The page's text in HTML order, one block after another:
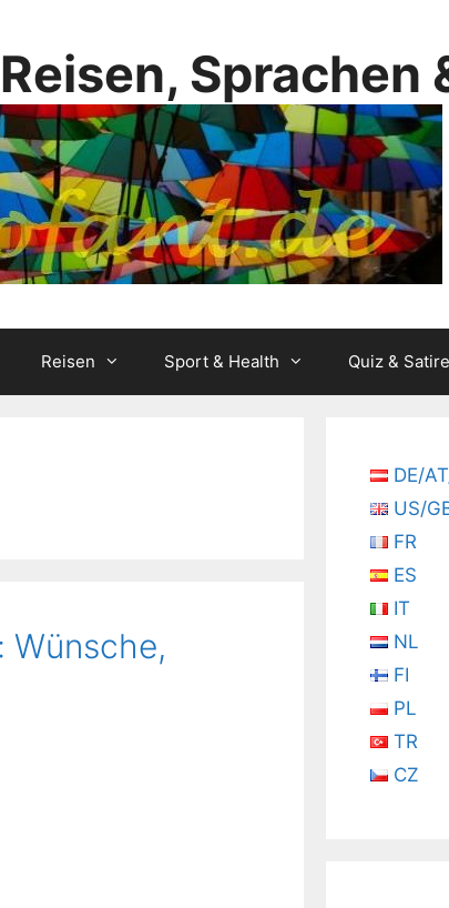
Sprachen
Reisen Sport & Health Quiz & Satire
Wünsche,
DE/
US/
FR
ES
IT
NL
FI
PL
TR
CZ